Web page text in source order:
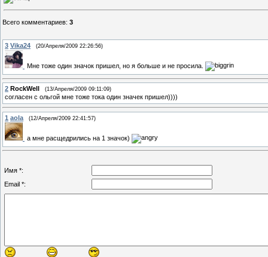
Всего комментариев: 3
3 Vika24 (20/Апреля/2009 22:26:56)
Мне тоже один значок пришел, но я больше и не просила.
2 RockWell (13/Апреля/2009 09:11:09)
согласен с ольгой мне тоже тока один значек пришел))))
1 aola (12/Апреля/2009 22:41:57)
а мне расщедрились на 1 значок)
Имя *:
Email *: